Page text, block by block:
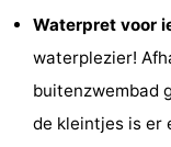
Zwembaden
-
Fietsen
Wandelen
Waterpret voor
waterplezier!
buitenzwembad
de kleintjes is er